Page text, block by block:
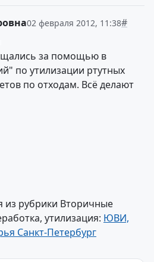
02 февраля 2012, 11:38#
за помощью в
по утилизации ртутных
по отходам. Всё делают
из рубрики Вторичные
утилизация: ЮВИ,
Санкт-Петербург